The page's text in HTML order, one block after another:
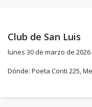
Club de San Luis
lunes 30 de marzo de 2026
Dónde: Poeta Conti 225,